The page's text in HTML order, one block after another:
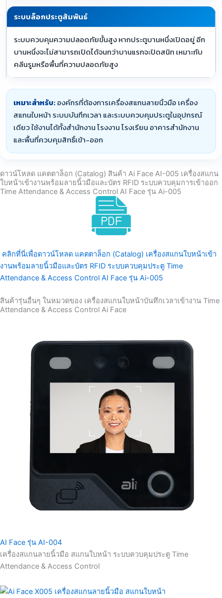
ระบบล็อกประตูสัมพันธ์
ระบบควบคุมความปลอดภัยขั้นสูง หากประตูบานหนึ่งเปิดอยู่ อีก
บานหนึ่งจะไม่สามารถเปิดได้จนกว่าบานแรกจะปิดสนิท เหมาะกับ
คลีนรูมหรือพื้นที่ความปลอดภัยสูง
เหมาะสำหรับ:องค์กรที่ต้องการเครื่องสแกนลายนิ้วมือ เครื่อง
สแกนใบหน้า ระบบบันทึกเวลา และระบบควบคุมประตูในอุปกรณ์
เดียว ใช้งานได้ทั้งสำนักงาน โรงงาน โรงเรียน อาคารสำนักงาน
และพื้นที่ควบคุมสิทธิ์เข้า-ออก
ดาวน์โหลด แคตตาล็อก (Catalog) สินค้า Ai Face AI-005 เครื่องสแกน
ใบหน้าเข้างานพร้อมลายนิ้วมือและบัตร RFID ระบบควบคุมการเข้าออก
Time Attendance & Access Control AI Face รุ่น Ai-005
คลิกที่นี่เพื่อดาวน์โหลด แคตตาล็อก (Catalog) เครื่องสแกนใบหน้าเข้า
งานพร้อมลายนิ้วมือและบัตร RFID ระบบควบคุมประตู Time
Attendance & Access Control AI Face รุ่น Ai-005​
สินค้ารุ่นอื่นๆ ในหมวดของ เครื่องสแกนใบหน้าบันทึกเวลาเข้างาน Time
Attendance & Access Control Ai Face
AI Face รุ่น AI-004
เครื่องสแกนลายนิ้วมือ สแกนใบหน้า ระบบควบคุมประตู Time
Attendance & Access Control